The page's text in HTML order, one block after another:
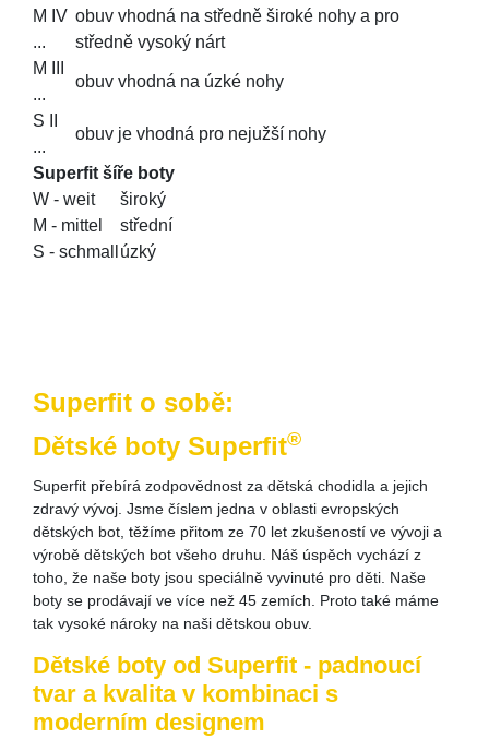
M IV
...
obuv vhodná na středně široké nohy a pro
středně vysoký nárt
M III
...
obuv vhodná na úzké nohy
S II
...
obuv je vhodná pro nejužší nohy
Superfit šíře boty
W - weit
široký
M - mittel
střední
S - schmall
úzký
Superfit o sobě:
Dětské boty Superfit®
Superfit přebírá zodpovědnost za dětská chodidla a jejich
zdravý vývoj. Jsme číslem jedna v oblasti evropských
dětských bot, těžíme přitom ze 70 let zkušeností ve vývoji a
výrobě dětských bot všeho druhu. Náš úspěch vychází z
toho, že naše boty jsou speciálně vyvinuté pro děti. Naše
boty se prodávají ve více než 45 zemích. Proto také máme
tak vysoké nároky na naši dětskou obuv.
Dětské boty od Superfit - padnoucí
tvar a kvalita v kombinaci s
moderním designem